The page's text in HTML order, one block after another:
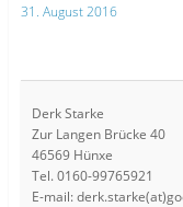
31. August 2016
Derk Starke
Zur Langen Brücke 40
46569 Hünxe
Tel. 0160-99765921
E-mail: